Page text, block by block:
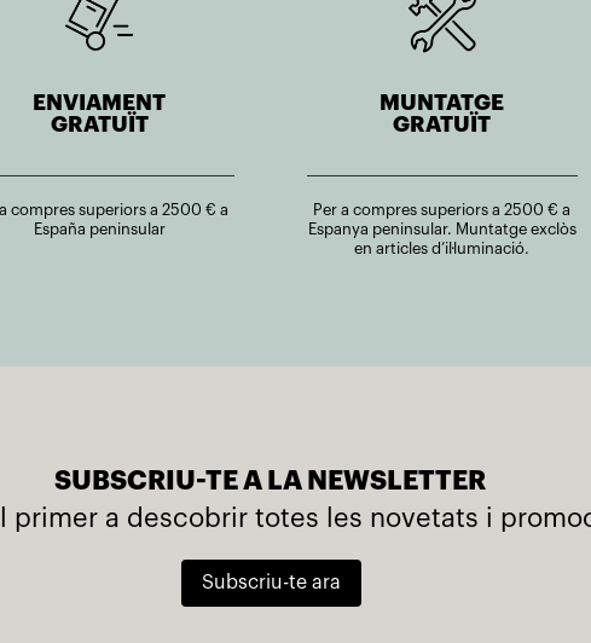
ENVIAMENT
GRATUÏT
a compres superiors a 2500 € a
España peninsular
MUNTATGE
GRATUÏT
Per a compres superiors a 2500 € a
Espanya peninsular. Muntatge exclòs
en articles d’il·luminació.
SUBSCRIU-TE A LA NEWSLETTER
primer a descobrir totes les novetats i
Subscriu-te ara